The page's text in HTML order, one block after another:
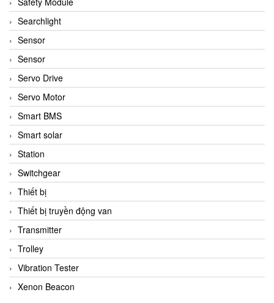
Searchlight
Sensor
Sensor
Servo Drive
Servo Motor
Smart BMS
Smart solar
Station
Switchgear
Thiết bị
Thiết bị truyền động van
Transmitter
Trolley
Vibration Tester
Xenon Beacon